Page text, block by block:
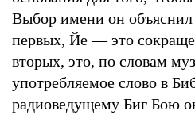
Выбор имени он
первых, Йе — это
вторых, это, по словам
употребляемое слово в
радиоведущему Биг Бою